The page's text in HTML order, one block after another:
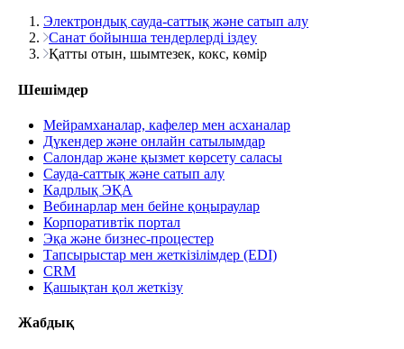
Электрондық сауда-саттық және сатып алу
Санат бойынша тендерлерді іздеу
Қатты отын, шымтезек, кокс, көмір
Шешімдер
Мейрамханалар, кафелер мен асханалар
Дүкендер және онлайн сатылымдар
Салондар және қызмет көрсету саласы
Сауда-саттық және сатып алу
Кадрлық ЭҚА
Вебинарлар мен бейне қоңыраулар
Корпоративтік портал
Эқа және бизнес-процестер
Тапсырыстар мен жеткізілімдер (EDI)
CRM
Қашықтан қол жеткізу
Жабдық